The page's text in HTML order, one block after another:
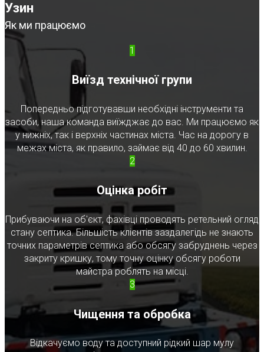
Узин
Як ми працюємо
1
Виїзд технічної групи
Попередньо підготувавши необхідні інструменти та
засоби, наша команда виїжджає до вас. Ми працюємо як
у нижніх, так і верхніх частинах міста. Час на дорогу в
межах міста, як правило, займає від 40 до 60 хвилин.
2
Оцінка робіт
Прибуваючи на об'єкт, фахівці проводять ретельний огляд
стану септика. Більшість клієнтів заздалегідь не знають
точних параметрів септика або обсягу забруднень через
закриту кришку, тому точну оцінку обсягу роботи
майстра роблять на місці.
3
Чищення та обробка
Відкачуємо воду та доступний рідкий шар мулу